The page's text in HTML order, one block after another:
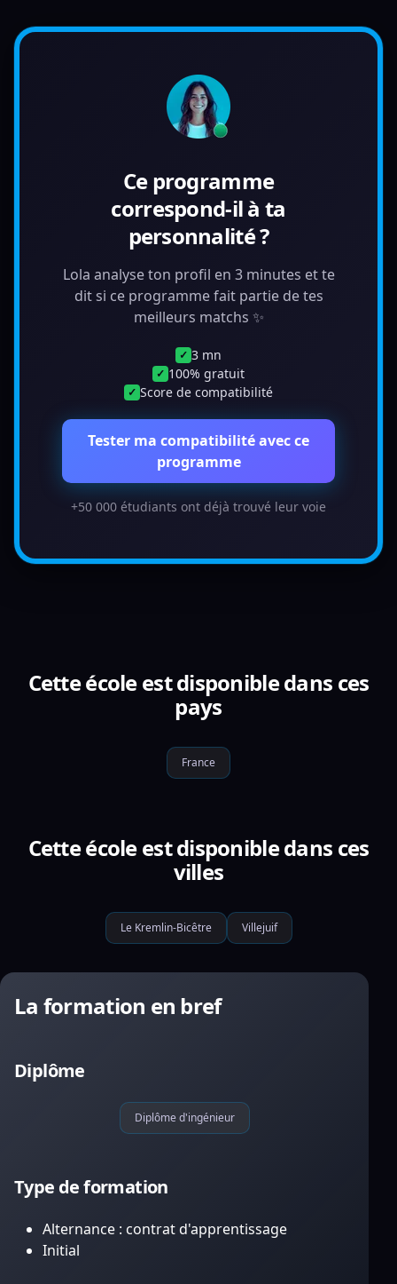
Ce programme
correspond-il à ta
personnalité ?
Lola analyse ton profil en 3 minutes et te
dit si ce programme fait partie de tes
meilleurs matchs ✨
✓ 3 mn
✓ 100% gratuit
✓ Score de compatibilité
Tester ma compatibilité avec ce
programme
+50 000 étudiants ont déjà trouvé leur voie
Cette école est disponible dans ces
pays
France
Cette école est disponible dans ces
villes
Le Kremlin-Bicêtre Villejuif
La formation en bref
Diplôme
Diplôme d'ingénieur
Type de formation
Alternance : contrat d'apprentissage
Initial